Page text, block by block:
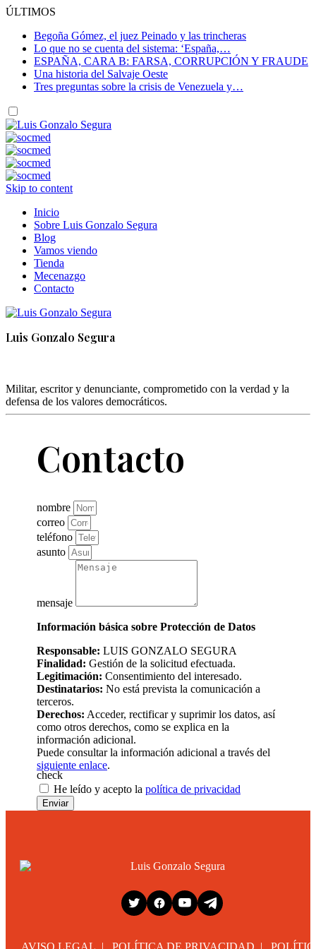
ÚLTIMOS
Begoña Gómez, el juez Peinado y las trincheras
Lo que no se cuenta del sistema: ‘España,…
ESPAÑA, CARA B: FARSA, CORRUPCIÓN Y FRAUDE
Una historia del Salvaje Oeste
Tres preguntas sobre la crisis de Venezuela y…
Skip to content
Inicio
Sobre Luis Gonzalo Segura
Blog
Vamos viendo
Tienda
Mecenazgo
Contacto
Luis Gonzalo Segura
Militar, escritor y denunciante, comprometido con la verdad y la
defensa de los valores democráticos.
Contacto
nombre
correo
teléfono
asunto
mensaje
Información básica sobre Protección de Datos
Responsable: LUIS GONZALO SEGURA
Finalidad: Gestión de la solicitud efectuada.
Legitimación: Consentimiento del interesado.
Destinatarios: No está prevista la comunicación a
terceros.
Derechos: Acceder, rectificar y suprimir los datos, así
como otros derechos, como se explica en la
información adicional.
Puede consultar la información adicional a través del
siguiente enlace.
check
He leído y acepto la política de privacidad
Enviar
AVISO LEGAL | POLÍTICA DE PRIVACIDAD |